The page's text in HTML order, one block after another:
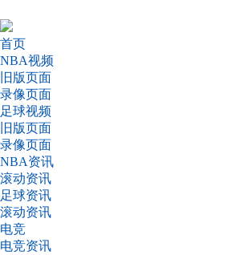
首页
NBA视频
旧版页面
录像页面
足球视频
旧版页面
录像页面
NBA资讯
滚动资讯
足球资讯
滚动资讯
电竞
电竞资讯